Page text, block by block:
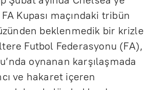
Kupası maçındaki tribün
beklenmedik bir krizle
Futbol Federasyonu (FA),
oynanan karşılaşmada
ve hakaret içeren